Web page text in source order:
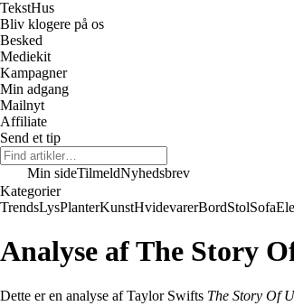
TekstHus
Bliv klogere på os
Besked
Mediekit
Kampagner
Min adgang
Mailnyt
Affiliate
Send et tip
Min sideTilmeldNyhedsbrev
Kategorier
TrendsLysPlanterKunstHvidevarerBordStolSofa
Analyse af The Story
Dette er en analyse af Taylor Swifts The Story Of